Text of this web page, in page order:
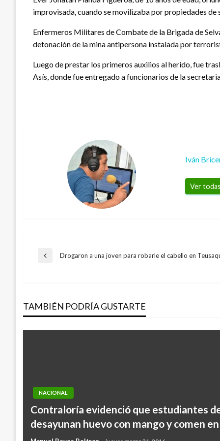
improvisada, cuando se movilizaba por propiedades de
Enfermeros Militares de Combate de la Brigada de
detonación de la mina antipersona instalada por
Luego de prestar los primeros auxilios al herido, fue
Asís, donde fue entregado a funcionarios de la
Iván
Ver
Navegación
entradas
Entrada
Drogaron a una joven para robarle el cabello en
TAMBIÉN PODRÍA GUSTARTE
NACIONAL
Contraloría evidenció que estudiantes
desayunan huevo con mango y comen